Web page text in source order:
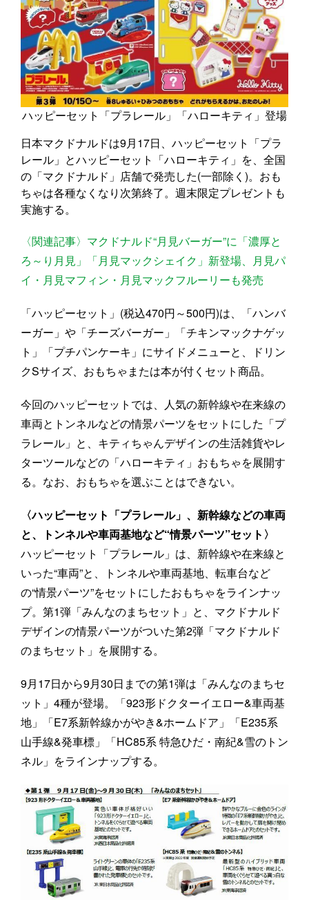
ハッピーセット「プラレール」「ハローキティ」登場
日本マクドナルドは9月17日、ハッピーセット「プラ
レール」とハッピーセット「ハローキティ」を、全国
の「マクドナルド」店舗で発売した(一部除く)。おも
ちゃは各種なくなり次第終了。週末限定プレゼントも
実施する。
〈関連記事〉マクドナルド“月見バーガー”に「濃厚と
ろ～り月見」「月見マックシェイク」新登場、月見パ
イ・月見マフィン・月見マックフルーリーも発売
「ハッピーセット」(税込470円～500円)は、「ハンバ
ーガー」や「チーズバーガー」「チキンマックナゲッ
ト」「プチパンケーキ」にサイドメニューと、ドリン
クSサイズ、おもちゃまたは本が付くセット商品。
今回のハッピーセットでは、人気の新幹線や在来線の
車両とトンネルなどの情景パーツをセットにした「プ
ラレール」と、キティちゃんデザインの生活雑貨やレ
ターツールなどの「ハローキティ」おもちゃを展開す
る。なお、おもちゃを選ぶことはできない。
〈ハッピーセット「プラレール」、新幹線などの車両
と、トンネルや車両基地など“情景パーツ”セット〉
ハッピーセット「プラレール」は、新幹線や在来線と
いった“車両”と、トンネルや車両基地、転車台など
の“情景パーツ”をセットにしたおもちゃをラインナッ
プ。第1弾「みんなのまちセット」と、マクドナルド
デザインの情景パーツがついた第2弾「マクドナルド
のまちセット」を展開する。
9月17日から9月30日までの第1弾は「みんなのまちセ
ット」4種が登場。「923形ドクターイエロー&車両基
地」「E7系新幹線かがやき&ホームドア」「E235系
山手線&発車標」「HC85系 特急ひだ・南紀&雪のトン
ネル」をラインナップする。